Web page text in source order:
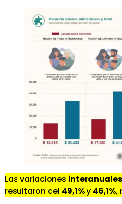
Las variaciones interanuales
resultaron del 49,1%y 46,1%,